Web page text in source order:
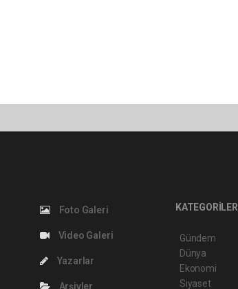
Foto Galeri
Video Galeri
Yazarlar
Arşivler
KATEGORİLER
Gündem
Dünya
Ekonomi
Siyaset